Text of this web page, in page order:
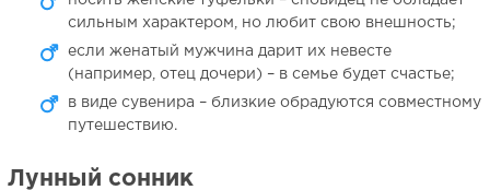
сильным характером, но любит свою внешность;
если женатый мужчина дарит их невесте
(например, отец дочери) – в семье будет счастье;
в виде сувенира – близкие обрадуются совместному
путешествию.
Лунный сонник